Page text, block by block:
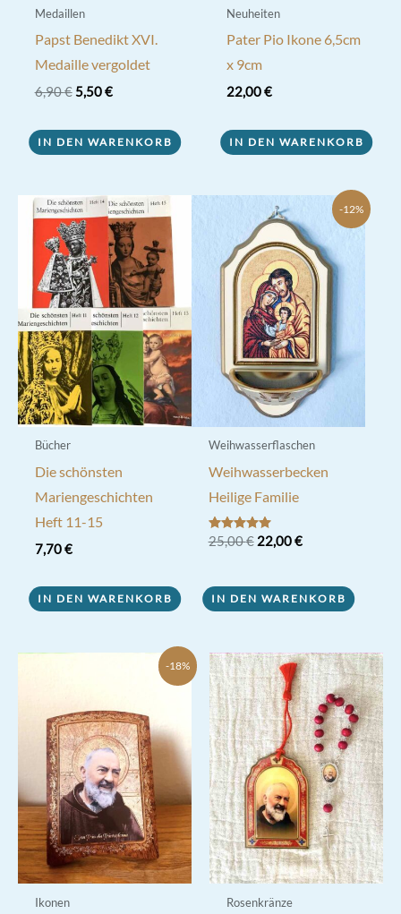
Medaillen
Papst Benedikt XVI.
Medaille vergoldet
6,90€ Ursprünglicher
6,90 €
5,50€Aktueller
5,50 €.
IN DEN WARENKORB
Neuheiten
Pater Pio Ikone 6,5cm
x 9cm
22,00€
IN DEN WARENKORB
Bücher
Die schönsten
Mariengeschichten
Heft 11-15
7,70€
IN DEN WARENKORB
-12%
Weihwasserflaschen
Weihwasserbecken
Heilige Familie
Bewertet mit
5.00
25,00€ Ursprünglicher
25,00 €
22,00€Aktueller
22,00 €.
IN DEN WARENKORB
-18%
Ikonen Rosenkränze